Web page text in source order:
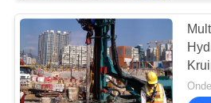
Desander